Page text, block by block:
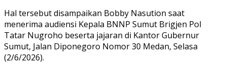
Hal tersebut disampaikan Bobby Nasution saat
menerima audiensi Kepala BNNP Sumut Brigjen Pol
Tatar Nugroho beserta jajaran di Kantor Gubernur
Sumut, Jalan Diponegoro Nomor 30 Medan, Selasa
(2/6/2026).